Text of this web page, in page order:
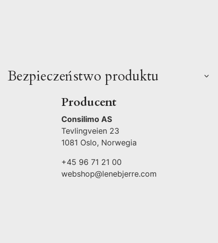
Bezpieczeństwo produktu
Producent
Consilimo AS
Tevlingveien 23
1081 Oslo, Norwegia
+45 96 71 21 00
webshop@lenebjerre.com